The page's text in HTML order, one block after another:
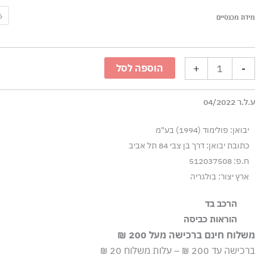
מידת מכנסיים
-
קרולי
ג׳וג
ג׳ינס
-
כהה
+ הוספה לסל
ע.ל.ר 04/2022
יבואן: פולימוד (1994) בע"מ
כתובת יבואן: דרך בן צבי 84 תל אביב
ח.פ: 512037508
ארץ יצור: בולגריה
הרכב בד
90% כותנה 8% פוליאסטר 2% אלסטןהוראות כביסה
כביסה עדינה במכונה עד-30°C
ללא חומרי הלבנה, ללא השריה
משלוח חינם ברכישה מעל 200 ₪
ברכישה עד 200 ₪ – עלות משלוח 20 ₪